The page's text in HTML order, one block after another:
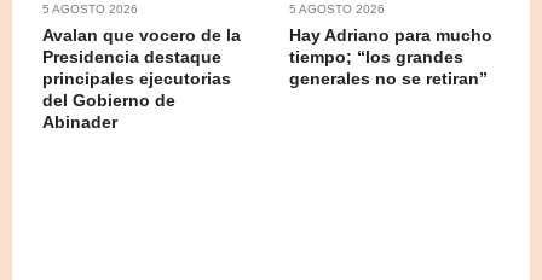
5 AGOSTO 2026
Avalan que vocero de la
Presidencia destaque
principales ejecutorias
del Gobierno de
Abinader
5 AGOSTO 2026
Hay Adriano para mucho
tiempo; “los grandes
generales no se retiran”